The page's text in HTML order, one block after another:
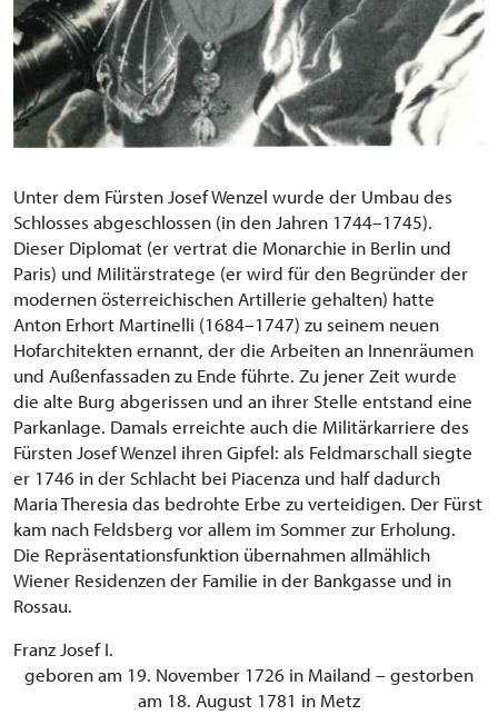
Unter dem Fürsten Josef Wenzel wurde der Umbau des
Schlosses abgeschlossen (in den Jahren 1744–1745).
Dieser Diplomat (er vertrat die Monarchie in Berlin und
Paris) und Militärstratege (er wird für den Begründer der
modernen österreichischen Artillerie gehalten) hatte
Anton Erhort Martinelli (1684–1747) zu seinem neuen
Hofarchitekten ernannt, der die Arbeiten an Innenräumen
und Außenfassaden zu Ende führte. Zu jener Zeit wurde
die alte Burg abgerissen und an ihrer Stelle entstand eine
Parkanlage. Damals erreichte auch die Militärkarriere des
Fürsten Josef Wenzel ihren Gipfel: als Feldmarschall siegte
er 1746 in der Schlacht bei Piacenza und half dadurch
Maria Theresia das bedrohte Erbe zu verteidigen. Der Fürst
kam nach Feldsberg vor allem im Sommer zur Erholung.
Die Repräsentationsfunktion übernahmen allmählich
Wiener Residenzen der Familie in der Bankgasse und in
Rossau.
Franz Josef I.
geboren am 19. November 1726 in Mailand – gestorben
am 18. August 1781 in Metz